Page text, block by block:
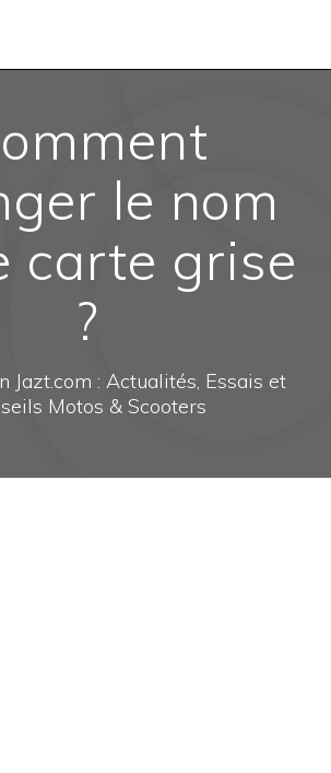
le nom
carte grise
?
Jazt.com : Actualités, Essais et
Motos & Scooters